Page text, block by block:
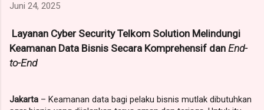
Juni 24, 2025
Layanan Cyber Security Telkom Solution Melindungi
Keamanan Data Bisnis Secara Komprehensif dan End-
to-End
Jakarta – Keamanan data bagi pelaku bisnis mutlak dibutuhkan